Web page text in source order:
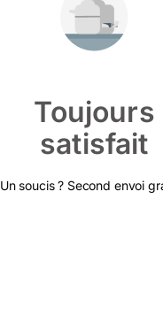
Toujours
satisfait
Un soucis ? Second envoi